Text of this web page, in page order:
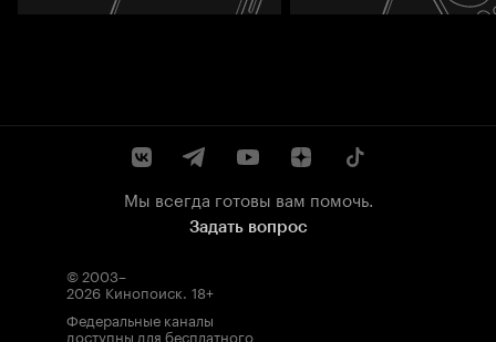
Мы всегда готовы вам помочь.
Задать вопрос
© 2003–
2026 Кинопоиск 18+
Федеральные каналы
доступны для бесплатного